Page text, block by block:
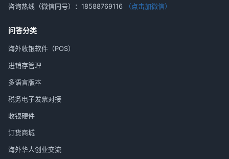
咨询热线（微信同号）： 18588769116 （点击加微信）
问答分类
海外收银软件（POS）
进销存管理
多语言版本
税务电子发票对接
收银硬件
订货商城
海外华人创业交流